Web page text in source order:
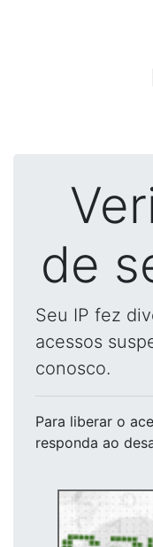
de
Seu IP fez
acessos
conosco.
Para liberar o
responda ao